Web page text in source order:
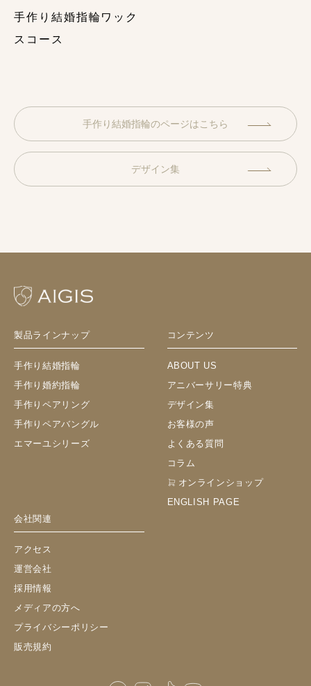
くべきこと・まとめ
世界に１つだけ！結婚指輪のおしゃれな刻印アイデ
手作り結婚指輪ワック
スコース
手作り結婚指輪のページはこちら
デザイン集
製品ラインナップ
手作り結婚指輪
手作り婚約指輪
手作りペアリング
手作りペアバングル
エマーユシリーズ
コンテンツ
ABOUT US
アニバーサリー特典
デザイン集
お客様の声
よくある質問
コラム
オンラインショップ
ENGLISH PAGE
会社関連
アクセス
運営会社
採用情報
メディアの方へ
プライバシーポリシー
販売規約